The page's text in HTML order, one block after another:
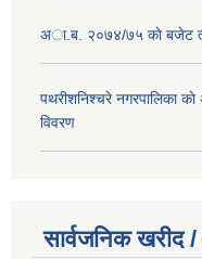
अा.ब. २०७४/७५ काे बजेट
पथरीशनिश्चरे नगरपालिका
विवरण
सार्वजनिक खरीद